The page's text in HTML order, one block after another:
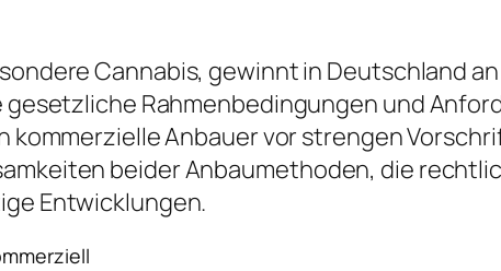
Cannabis, gewinnt in Deutschland
Rahmenbedingungen und
kommerzielle Anbauer vor strengen
beider Anbaumethoden, die
Entwicklungen.